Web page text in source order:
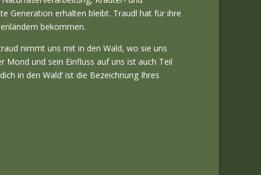
Generation erhalten bleibt. Traudl hat für ihre
bekommen.
nimmt uns mit in den Wald, wo sie uns
und sein Einfluss auf uns ist auch Teil
in den Wald’ ist die Bezeichnung Ihres